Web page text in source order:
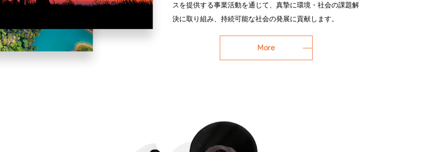
スを提供する事業活動を通じて、真摯に環境・社会の課題解
決に取り組み、持続可能な社会の発展に貢献します。
More